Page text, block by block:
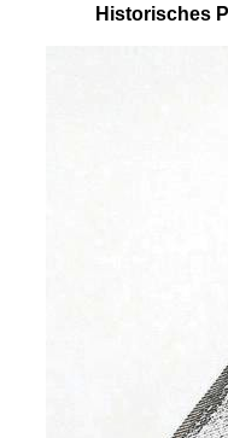
Historisches